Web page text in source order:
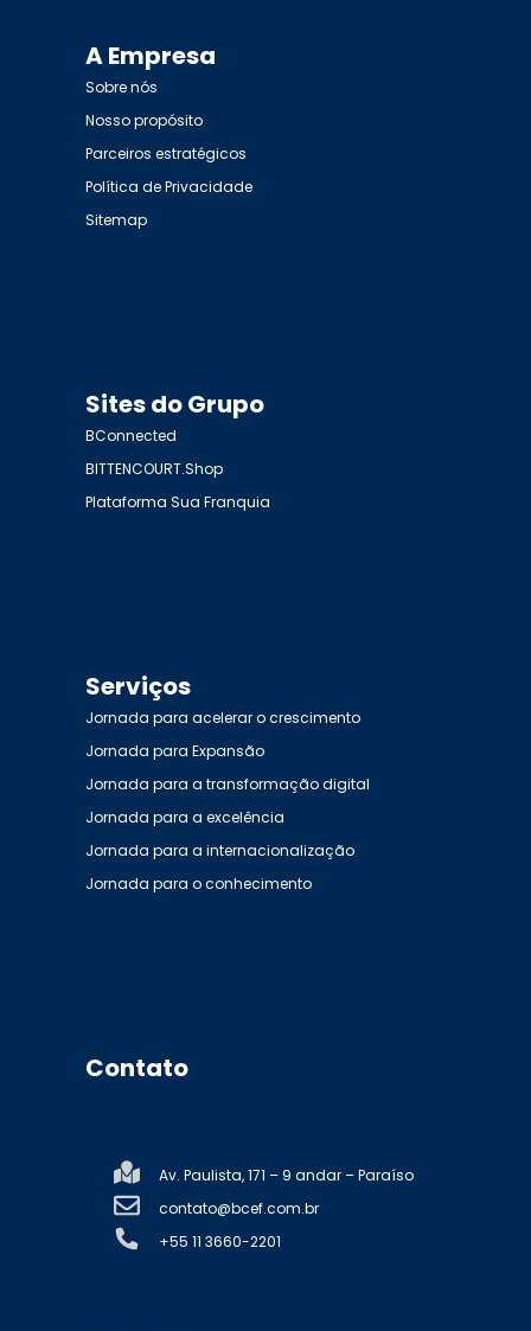
A Empresa
Sobre nós
Nosso propósito
Parceiros estratégicos
Política de Privacidade
Sitemap
Sites do Grupo
BConnected
BITTENCOURT.Shop
Plataforma Sua Franquia
Serviços
Jornada para acelerar o crescimento
Jornada para Expansão
Jornada para a transformação digital
Jornada para a excelência
Jornada para a internacionalização
Jornada para o conhecimento
Contato
Av. Paulista, 171 – 9 andar – Paraíso
contato@bcef.com.br
+55 11 3660-2201